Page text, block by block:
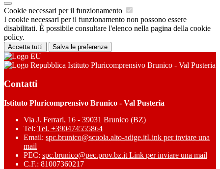
Cookie necessari per il funzionamento
I cookie necessari per il funzionamento non possono essere
disabilitati. È possibile consultare l'elenco nella pagina della cookie
policy.
Accetta tutti Salva le preferenze
Istituto Pluricomprensivo Brunico - Val Pusteria
Contatti
Istituto Pluricomprensivo Brunico - Val Pusteria
Via J. Ferrari, 16 - 39031 Brunico (BZ)
Tel: Tel. +390474555864
Email: spc.brunico@scuola.alto-adige.itLink per inviare una
mail
PEC: spc.brunico@pec.prov.bz.it Link per inviare una mail
C.F.: 81007360217